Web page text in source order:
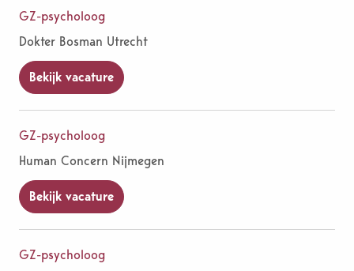
GZ-psycholoog
Dokter Bosman Utrecht
Bekijk vacature
GZ-psycholoog
Human Concern Nijmegen
Bekijk vacature
GZ-psycholoog